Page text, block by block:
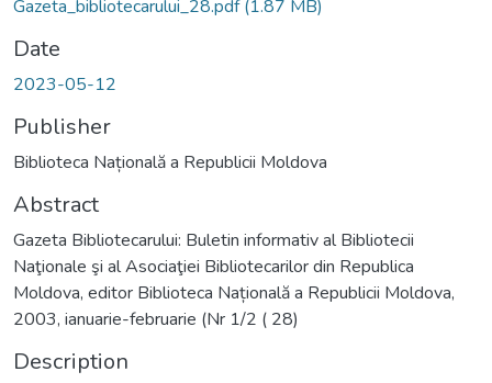
Gazeta_bibliotecarului_28.pdf(1.87 MB)
Date
2023-05-12
Publisher
Biblioteca Națională a Republicii Moldova
Abstract
Gazeta Bibliotecarului: Buletin informativ al Bibliotecii
Naţionale şi al Asociaţiei Bibliotecarilor din Republica
Moldova, editor Biblioteca Națională a Republicii Moldova,
2003, ianuarie-februarie (Nr 1/2 ( 28)
Description